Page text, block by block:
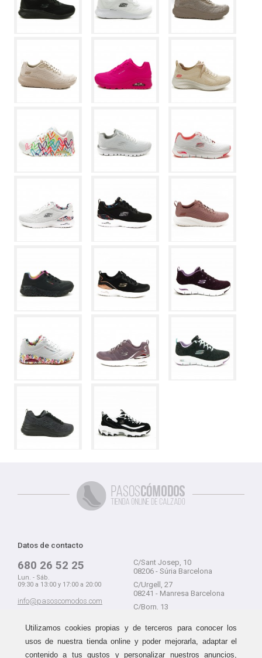
Datos de contacto
680 26 52 25
Lun. - Sáb.
09:30 a 13:00 y 17:00 a 20:00
info@pasoscomodos.com
C/Sant Josep, 10
08206 - Súria Barcelona
C/Urgell, 27
08241 - Manresa Barcelona
C/Born, 13
Utilizamos cookies propias y de terceros para conocer los
usos de nuestra tienda online y poder mejorarla, adaptar el
contenido a tus gustos y personalizar nuestros anuncios,